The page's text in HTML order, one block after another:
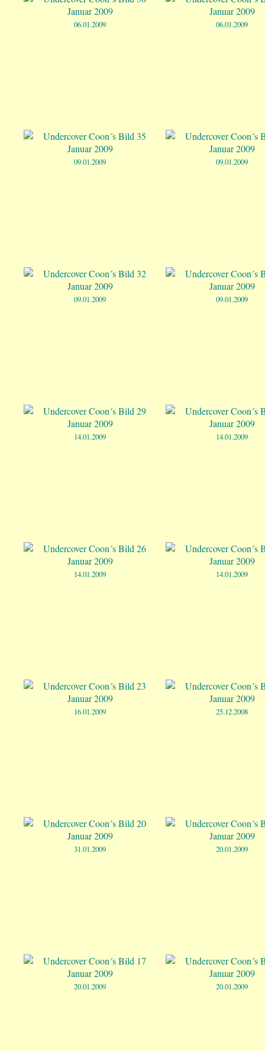
06.01.2009 06.01.2009
09.01.2009 09.01.2009
09.01.2009 09.01.2009
14.01.2009 14.01.2009
14.01.2009 14.01.2009
16.01.2009 25.12.2008
31.01.2009 20.01.2009
20.01.2009 20.01.2009